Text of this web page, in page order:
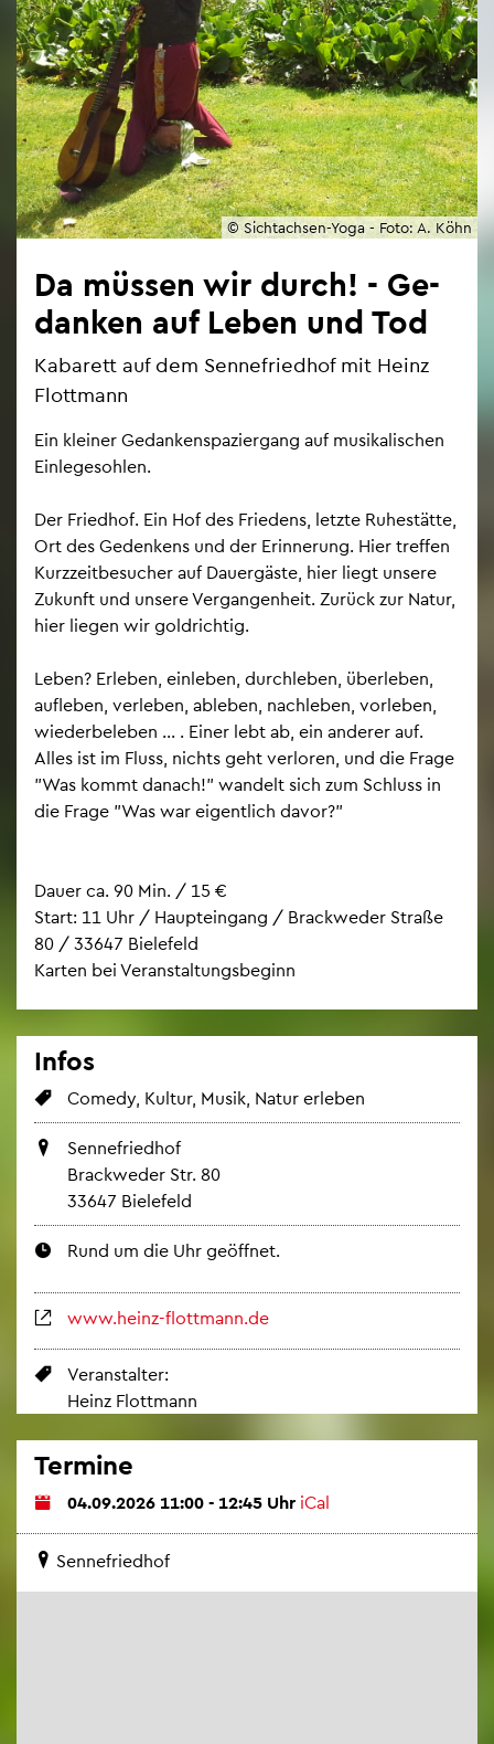
© Sicht­ach­sen-Yoga - Foto: A. Köhn
Da müs­sen wir durch! - Ge­
dan­ken auf Leben und Tod
Ka­ba­rett auf dem Sen­ne­fried­hof mit Heinz
Flott­mann
Ein klei­ner Ge­dan­ken­spa­zier­gang auf mu­si­ka­li­schen
Ein­le­ge­soh­len.
Der Fried­hof. Ein Hof des Frie­dens, letz­te Ru­he­stät­te,
Ort des Ge­den­kens und der Er­in­ne­rung. Hier tref­fen
Kurz­zeit­be­su­cher auf Dau­er­gäs­te, hier liegt un­se­re
Zu­kunft und un­se­re Ver­gan­gen­heit. Zu­rück zur Natur,
hier lie­gen wir gold­rich­tig.
Leben? Er­le­ben, ein­le­ben, durch­le­ben, über­le­ben,
auf­le­ben, ver­le­ben, ab­le­ben, nach­le­ben, vor­le­ben,
wie­der­be­le­ben ... . Einer lebt ab, ein an­de­rer auf.
Alles ist im Fluss, nichts geht ver­lo­ren, und die Frage
"Was kommt da­nach!" wan­delt sich zum Schluss in
die Frage "Was war ei­gent­lich davor?"
Dauer ca. 90 Min. / 15 €
Start: 11 Uhr / Haupt­ein­gang / Brack­we­der Stra­ße
80 / 33647 Bie­le­feld
Kar­ten bei Ver­an­stal­tungs­be­ginn
Infos
Co­me­dy, Kul­tur, Musik, Natur er­le­ben
Sen­ne­fried­hof
Brack­we­der Str. 80
33647 Bie­le­feld
Rund um die Uhr ge­öff­net.
www.​heinz-​flottmann.​de
Ver­an­stal­ter:
Heinz Flott­mann
Ter­mi­ne
04.09.2026 11:00 - 12:45 Uhr iCal
Sen­ne­fried­hof